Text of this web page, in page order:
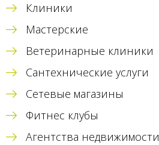
Клиники
Мастерские
Ветеринарные клиники
Сантехнические услуги
Сетевые магазины
Фитнес клубы
Агентства недвижимости